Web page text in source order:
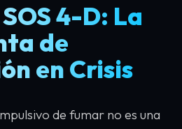
4-D: La
de
en Crisis
de fumar no es una